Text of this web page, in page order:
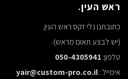
ראש העין.
כתובתנו נלי זקס ראש העין.
(יש לבצע תאום מראש).
טלפון: 050-4305941
אימייל :yair@custom-pro.co.il